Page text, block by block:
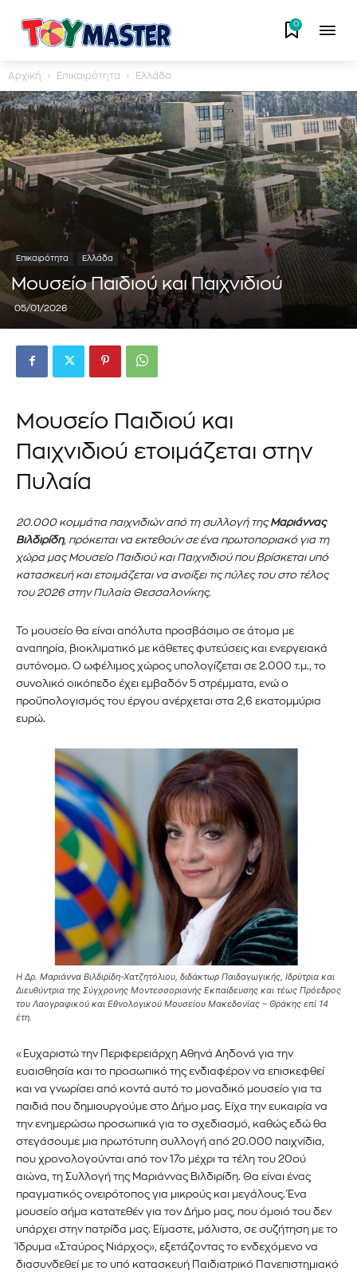
0
Αρχική Επικαιρότητα Ελλάδα
Επικαιρότητα Ελλάδα
Μουσείο Παιδιού και Παιχνιδιού
05/01/2026
Μουσείο Παιδιού και
Παιχνιδιού ετοιμάζεται στην
Πυλαία
20.000 κομμάτια παιχνιδιών από τη συλλογή τηςΜαριάννας
Βιλδιρίδη, πρόκειται να εκτεθούν σε ένα πρωτοποριακό για τη
χώρα μας Μουσείο Παιδιού και Παιχνιδιού που βρίσκεται υπό
κατασκευή και ετοιμάζεται να ανοίξει τις πύλες του στο τέλος
του 2026 στην Πυλαία Θεσσαλονίκης.
Το μουσείο θα είναι απόλυτα προσβάσιμο σε άτομα με
αναπηρία, βιοκλιματικό με κάθετες φυτεύσεις και ενεργειακά
αυτόνομο. Ο ωφέλιμος χώρος υπολογίζεται σε 2.000 τ.μ., το
συνολικό οικόπεδο έχει εμβαδόν 5 στρέμματα, ενώ ο
προϋπολογισμός του έργου ανέρχεται στα 2,6 εκατομμύρια
ευρώ.
Η Δρ. Μαριάννα Βιλδιρίδη-Χατζητόλιου, διδάκτωρ Παιδαγωγικής, Ιδρύτρια και
Διευθύντρια της Σύγχρονης Μοντεσσοριανής Εκπαίδευσης και τέως Πρόεδρος
του Λαογραφικού και Εθνολογικού Μουσείου Μακεδονίας – Θράκης επί 14
έτη.
«Ευχαριστώ την Περιφερειάρχη Αθηνά Αηδονά για την
ευαισθησία και το προσωπικό της ενδιαφέρον να επισκεφθεί
και να γνωρίσει από κοντά αυτό το μοναδικό μουσείο για τα
παιδιά που δημιουργούμε στο Δήμο μας. Είχα την ευκαιρία να
την ενημερώσω προσωπικά για το σχεδιασμό, καθώς εδώ θα
στεγάσουμε μια πρωτότυπη συλλογή από 20.000 παιχνίδια,
που χρονολογούνται από τον 17ο μέχρι τα τέλη του 20ού
αιώνα, τη Συλλογή της Μαριάννας Βιλδιρίδη. Θα είναι ένας
πραγματικός ονειρότοπος για μικρούς και μεγάλους. Ένα
μουσείο σήμα κατατεθέν για τον Δήμο μας, που όμοιό του δεν
υπάρχει στην πατρίδα μας. Είμαστε, μάλιστα, σε συζήτηση με το
Ίδρυμα «Σταύρος Νιάρχος», εξετάζοντας το ενδεχόμενο να
διασυνδεθεί με το υπό κατασκευή Παιδιατρικό Πανεπιστημιακό